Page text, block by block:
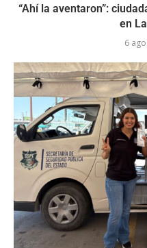
“Ahí la aventaron”:
en
6